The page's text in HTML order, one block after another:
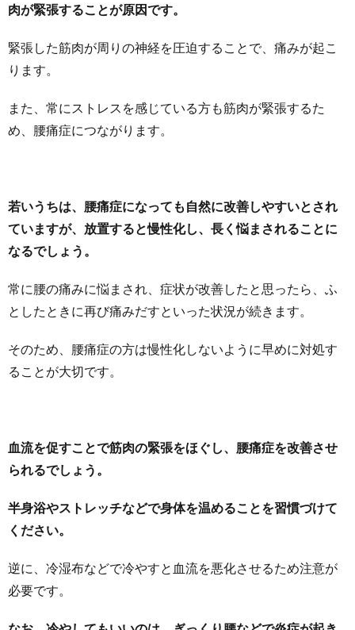
肉が緊張することが原因です。
緊張した筋肉が周りの神経を圧迫することで、痛みが起こ
ります。
また、常にストレスを感じている方も筋肉が緊張するた
め、腰痛症につながります。
若いうちは、腰痛症になっても自然に改善しやすいとされ
ていますが、放置すると慢性化し、長く悩まされることに
なるでしょう。
常に腰の痛みに悩まされ、症状が改善したと思ったら、ふ
としたときに再び痛みだすといった状況が続きます。
そのため、腰痛症の方は慢性化しないように早めに対処す
ることが大切です。
血流を促すことで筋肉の緊張をほぐし、腰痛症を改善させ
られるでしょう。
半身浴やストレッチなどで身体を温めることを習慣づけて
ください。
逆に、冷湿布などで冷やすと血流を悪化させるため注意が
必要です。